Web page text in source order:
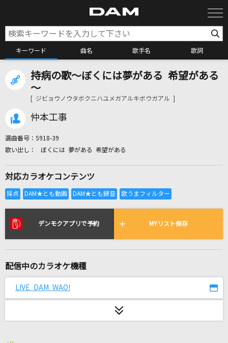
キーワード 曲名 歌手名 歌詞
カラオケ検索
カラオケリクエスト
リアルタイムで歌われている曲の一覧
残響散歌
ラブソング
マルシィ
Chevon
持病の歌～ぼくには夢がある 希望がある
～
[ ジビョウノウタボクニハユメガアルキボウガアル ]
仲本工事
選曲番号： 5918-39
ぼくには 夢がある 希望がある
対応カラオケコンテンツ
デンモクアプリで予約 MYリスト保存
配信中のカラオケ機種
LIVE DAM WAO!